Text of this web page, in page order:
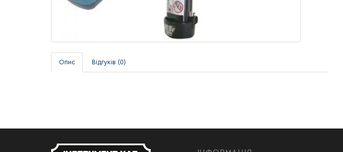
Опис Відгуків (0)